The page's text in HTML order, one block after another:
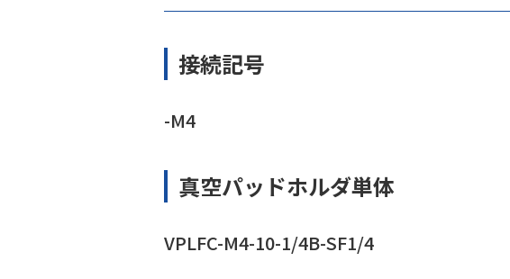
接続記号
-M4
真空パッドホルダ単体
VPLFC-M4-10-1/4B-SF1/4